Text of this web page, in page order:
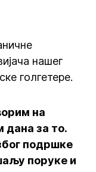
нашег
голгетере.
на
дана за то.
подршке
поруке и